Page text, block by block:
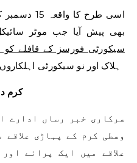
اسی طرح
بھی پیش آیا جب موٹر
سیکورٹی فورسز کے قافلے کو
ہلاک اور نو سیکورٹی اہلکاروں سمیت 14
کرم
سرکاری خبر رساں ادارے
وسطی کرم کے پہاڑی
علاقے میں ایک پرانے